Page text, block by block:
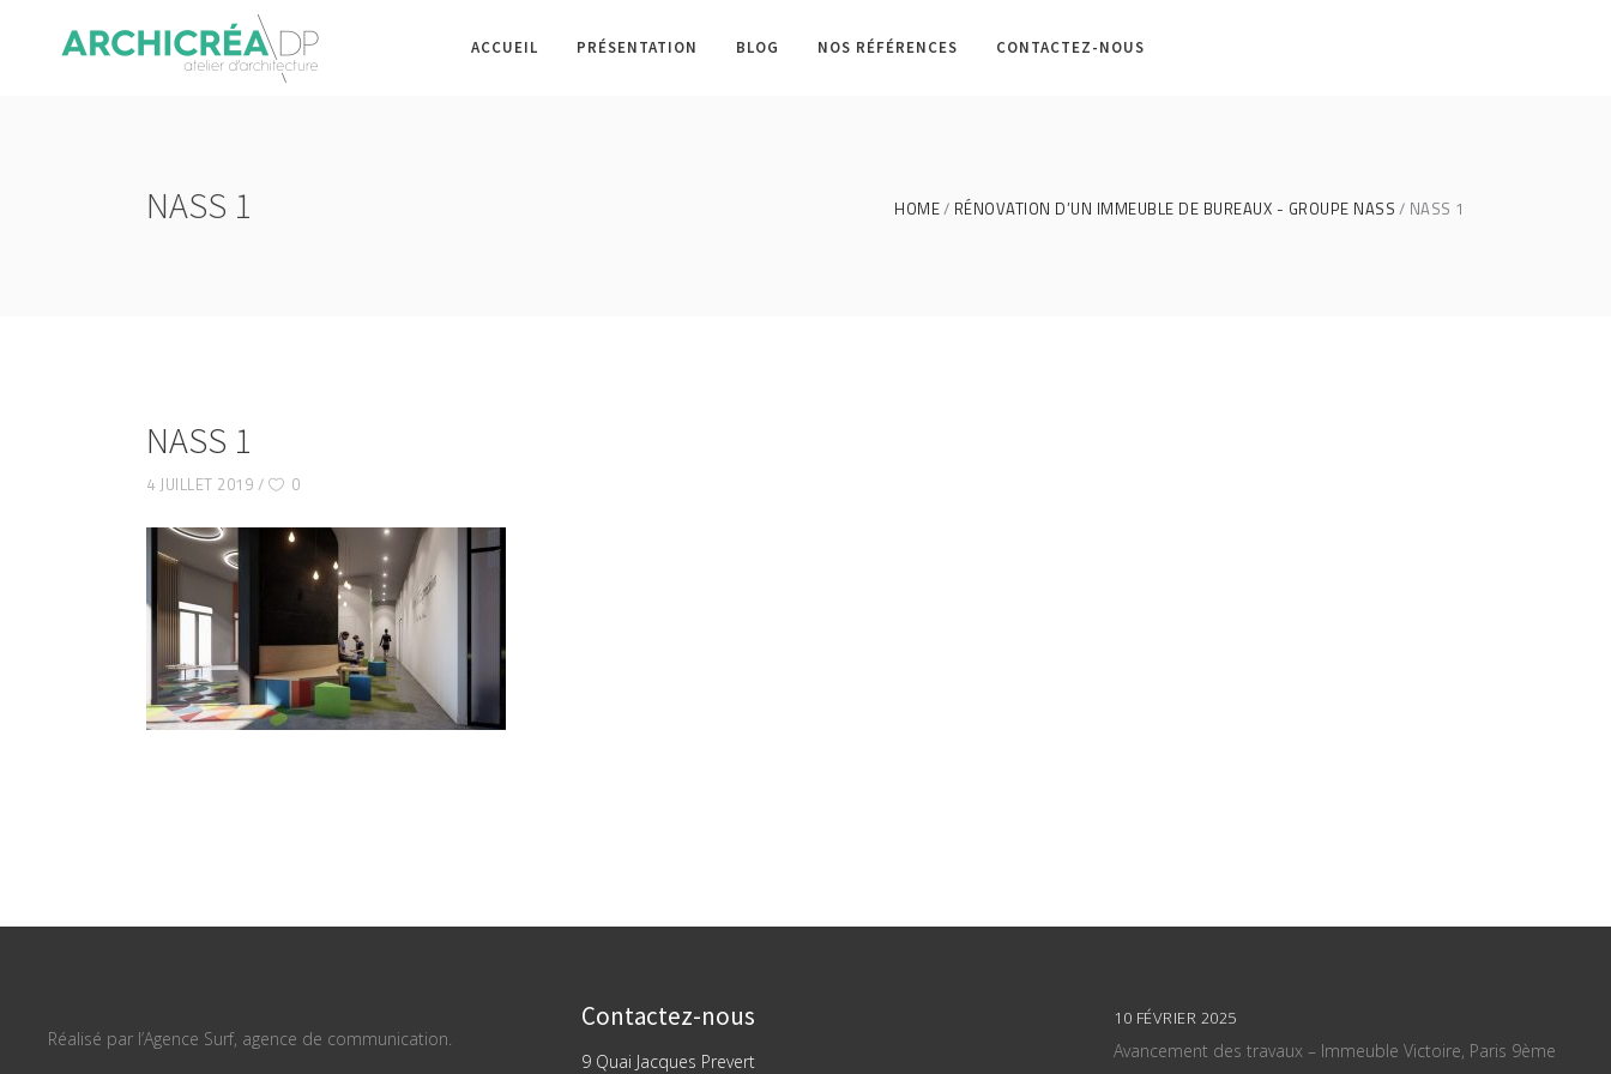
ACCUEIL PRÉSENTATION BLOG NOS RÉFÉRENCES CONTACTEZ-NOUS
NASS 1 HOME RÉNOVATION D’UN IMMEUBLE DE BUREAUX - GROUPE NASS NASS 1
NASS 1
4 JUILLET 2019 0
Réalisé par l’Agence Surf, agence de communication.
Contactez-nous
9 Quai Jacques Prevert
10 FÉVRIER 2025
Avancement des travaux – Immeuble Victoire, Paris 9ème